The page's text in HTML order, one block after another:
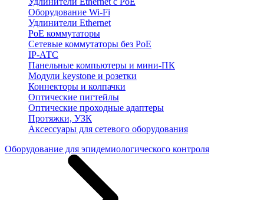
Оборудование Wi-Fi
Удлинители Ethernet
PoE коммутаторы
Сетевые коммутаторы без PoE
IP-АТС
Панельные компьютеры и мини-ПК
Модули keystone и розетки
Коннекторы и колпачки
Оптические пигтейлы
Оптические проходные адаптеры
Протяжки, УЗК
Аксессуары для сетевого оборудования
Оборудование для эпидемиологического контроля